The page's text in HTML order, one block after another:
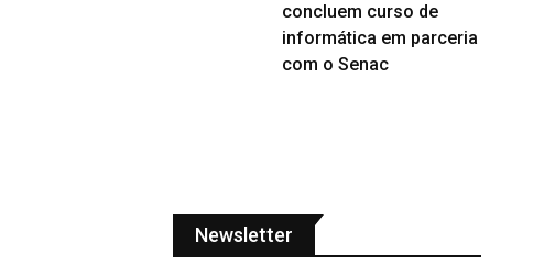
concluem curso de
informática em parceria
com o Senac
Newsletter